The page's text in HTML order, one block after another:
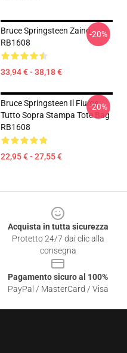
Bruce Springsteen Zaino
RB1608
33,94 € - 38,18 €
-20%
Bruce Springsteen Il Fiume
Tutto Sopra Stampa Tote Bag
RB1608
22,95 € - 27,55 €
-20%
Acquista in tutta sicurezza
Protetto 24/7 dai clic alla
consegna
Pagamento sicuro al 100%
PayPal / MasterCard / Visa